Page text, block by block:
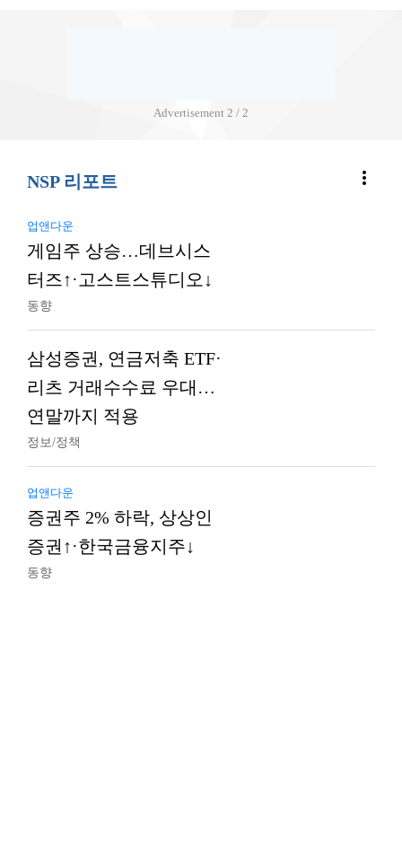
Advertisement 2 / 2
NSP 리포트 more_vert
업앤다운
게임주 상승…데브시스
터즈↑·고스트스튜디오↓
동향
삼성증권, 연금저축 ETF·
리츠 거래수수료 우대…
연말까지 적용
정보/정책
업앤다운
증권주 2% 하락, 상상인
증권↑·한국금융지주↓
동향